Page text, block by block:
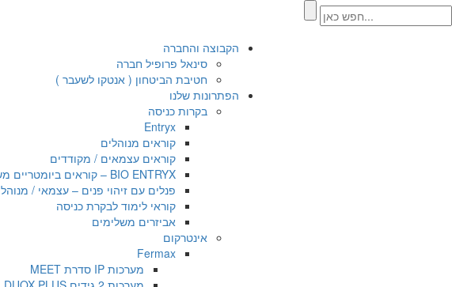
הקבוצה והחברה
סינאל פרופיל חברה
חטיבת הביטחון ( אנטקו לשעבר )
הפתרונות שלנו
בקרות כניסה
Entryx
קוראים מנוהלים
קוראים עצמאים / מקודדים
BIO ENTRYX – קוראים ביומטריים משולבי קרבה
פנלים עם זיהוי פנים – עצמאי / מנוהל
קוראי לימוד לבקרת כניסה
אביזרים משלימים
אינטרקום
Fermax
מערכות IP סדרת MEET